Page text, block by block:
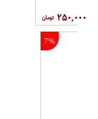
۲۵۰,۰۰۰
7%